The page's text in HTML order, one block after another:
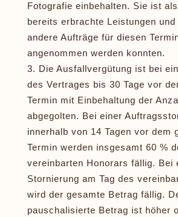
Fotografie einbehalten. Sie ist
bereits erbrachte Leistungen und
andere Aufträge für diesen
angenommen werden konnten.
Die Ausfallvergütung ist bei
des Vertrages bis 30 Tage vor
Termin mit Einbehaltung der
abgegolten. Bei einer
innerhalb von 14 Tagen vor dem
Termin werden insgesamt 60 %
vereinbarten Honorars fällig. Bei
Stornierung am Tag des
wird der gesamte Betrag fällig.
pauschalisierte Betrag ist höher